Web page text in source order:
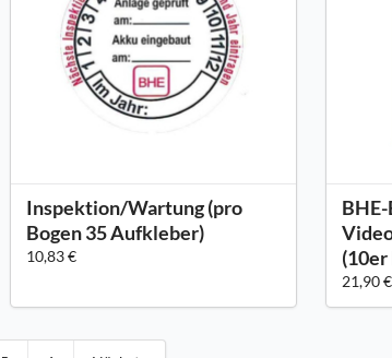
Inspektion/Wartung (pro
Bogen 35 Aufkleber)
10,83 €
(10er
21,90 €